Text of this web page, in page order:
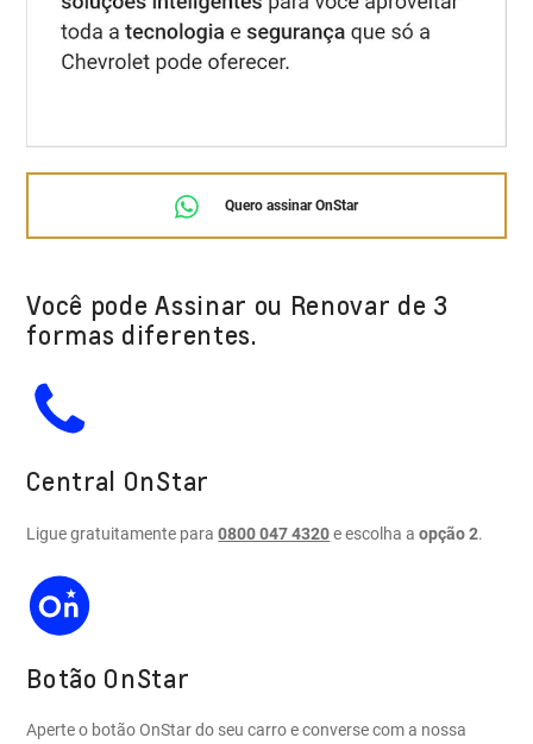
Quero assinar OnStar
Você pode Assinar ou Renovar de 3
formas diferentes.
Central OnStar
Ligue gratuitamente para0800 047 4320e escolha aopção 2.
Botão OnStar
Aperte o botão OnStar do seu carro e converse com a nossa